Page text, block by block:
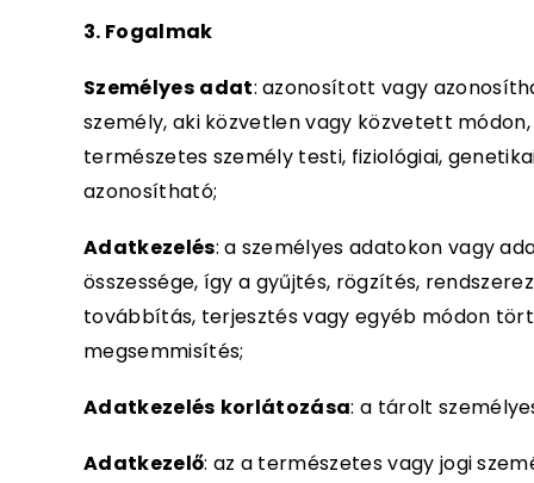
3. Fogalmak
Személyes adat: azonosított vagy
személy, aki közvetlen vagy közvetett
természetes személy testi, fiziológiai,
azonosítható;
Adatkezelés: a személyes adatokon vagy
összessége, így a gyűjtés, rögzítés,
továbbítás, terjesztés vagy egyéb módon
megsemmisítés;
Adatkezelés korlátozása: a tárolt
Adatkezelő: az a természetes vagy jogi